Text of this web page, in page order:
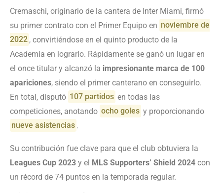
Cremaschi, originario de la cantera de Inter Miami, firmó
su primer contrato con el Primer Equipo en noviembre de
2022 , convirtiéndose en el quinto producto de la
Academia en lograrlo. Rápidamente se ganó un lugar en
el once titular y alcanzó la impresionante marca de 100
apariciones, siendo el primer canterano en conseguirlo.
En total, disputó 107 partidos en todas las
competiciones, anotando ocho goles y proporcionando
nueve asistencias .
Su contribución fue clave para que el club obtuviera la
Leagues Cup 2023 y el MLS Supporters’ Shield 2024 con
un récord de 74 puntos en la temporada regular.